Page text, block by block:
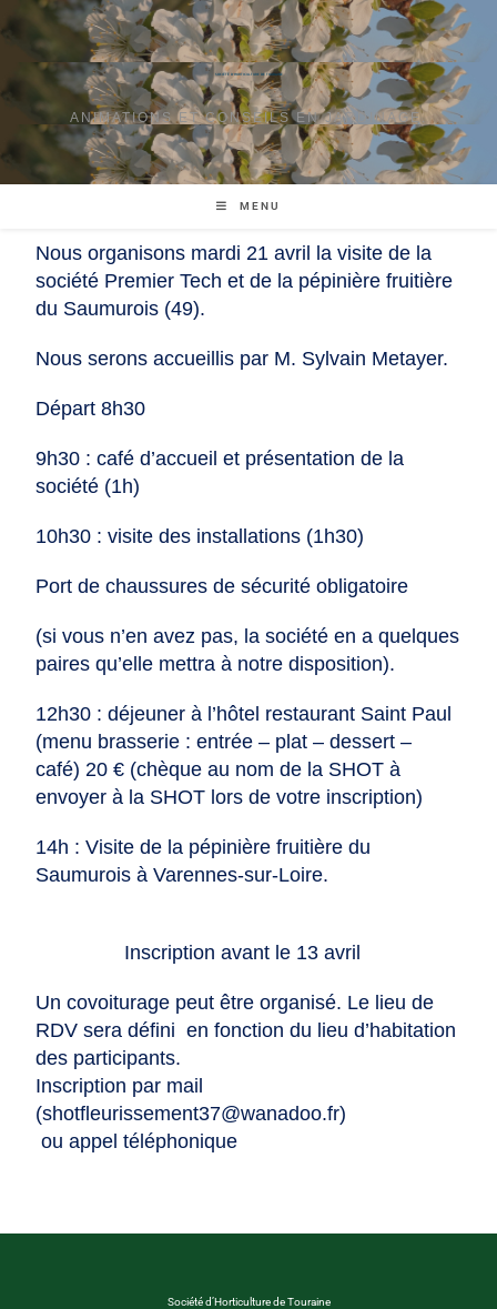
SOCIÉTÉ D'HORTICULTURE DE TOURAINE
ANIMATIONS ET CONSEILS EN JARDINAGE.
MENU
Nous organisons mardi 21 avril la visite de la
société Premier Tech et de la pépinière fruitière
du Saumurois (49).
Nous serons accueillis par M. Sylvain Metayer.
Départ 8h30
9h30 : café d’accueil et présentation de la
société (1h)
10h30 : visite des installations (1h30)
Port de chaussures de sécurité obligatoire
(si vous n’en avez pas, la société en a quelques
paires qu’elle mettra à notre disposition).
12h30 : déjeuner à l’hôtel restaurant Saint Paul
(menu brasserie : entrée – plat – dessert –
café) 20 € (chèque au nom de la SHOT à
envoyer à la SHOT lors de votre inscription)
14h : Visite de la pépinière fruitière du
Saumurois à Varennes-sur-Loire.
Inscription avant le 13 avril
Un covoiturage peut être organisé. Le lieu de
RDV sera défini en fonction du lieu d’habitation
des participants.
Inscription par mail
(shotfleurissement37@wanadoo.fr)
ou appel téléphonique
Société d’Horticulture de Touraine